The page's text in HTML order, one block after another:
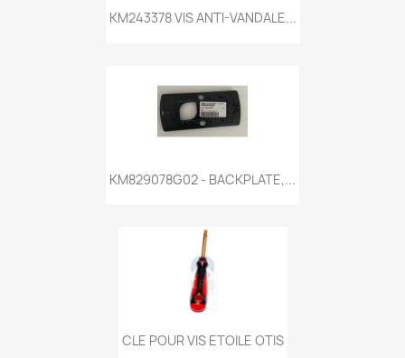
KM243378 VIS ANTI-VANDALE...
KM829078G02 - BACKPLATE,...
CLE POUR VIS ETOILE OTIS